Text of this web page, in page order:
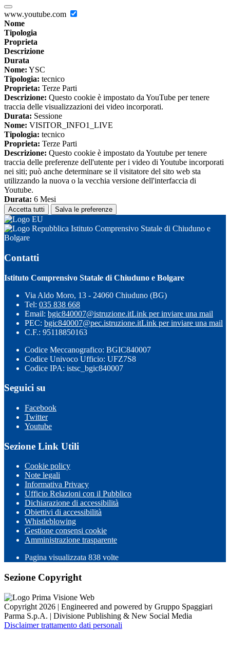
www.youtube.com
Nome
Tipologia
Proprieta
Descrizione
Durata
Nome: YSC
Tipologia: tecnico
Proprieta: Terze Parti
Descrizione: Questo cookie è impostato da YouTube per tenere
traccia delle visualizzazioni dei video incorporati.
Durata: Sessione
Nome: VISITOR_INFO1_LIVE
Tipologia: tecnico
Proprieta: Terze Parti
Descrizione: Questo cookie è impostato da Youtube per tenere
traccia delle preferenze dell'utente per i video di Youtube incorporati
nei siti; può anche determinare se il visitatore del sito web sta
utilizzando la nuova o la vecchia versione dell'interfaccia di
Youtube.
Durata: 6 Mesi
Accetta tutti Salva le preferenze
Istituto Comprensivo Statale di Chiuduno e
Bolgare
Contatti
Istituto Comprensivo Statale di Chiuduno e Bolgare
Via Aldo Moro, 13 - 24060 Chiuduno (BG)
Tel: 035 838 668
Email: bgic840007@istruzione.itLink per inviare una mail
PEC: bgic840007@pec.istruzione.itLink per inviare una mail
C.F.: 95118850163
Codice Meccanografico: BGIC840007
Codice Univoco Ufficio: UFZ7S8
Codice IPA: istsc_bgic840007
Seguici su
Facebook
Twitter
Youtube
Sezione Link Utili
Cookie policy
Note legali
Informativa Privacy
Ufficio Relazioni con il Pubblico
Dichiarazione di accessibilità
Obiettivi di accessibilità
Whistleblowing
Gestione consensi cookie
Amministrazione trasparente
Pagina visualizzata 838 volte
Sezione Copyright
Copyright 2026 | Engineered and powered by Gruppo Spaggiari
Parma S.p.A. | Divisione Publishing & New Social Media
Disclaimer trattamento dati personali